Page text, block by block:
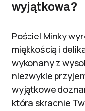
wyjątkowa?
Pościel Minky
miękkością i
wykonany z
niezwykle
wyjątkowe
która skradnie